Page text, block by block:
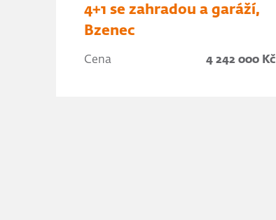
4+1 se zahradou a garáží,
Bzenec
Cena 4 242 000 Kč